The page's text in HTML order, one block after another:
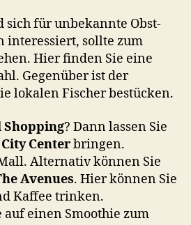
sich für unbekannte Obst-
interessiert, sollte zum
Hier finden Sie eine
Gegenüber ist der
lokalen Fischer bestücken.
Shopping? Dann lassen Sie
Centerbringen.
Alternativ können Sie
Avenues. Hier können Sie
Kaffee trinken.
auf einen Smoothie zum